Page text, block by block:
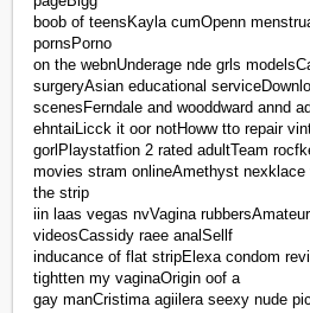
boob of teensKayla cumOpenn
pornsPorno
on the webnUnderage nde grls
surgeryAsian educational
scenesFerndale and wooddward annd
ehntaiLicck it oor notHoww tto repair
gorlPlaystatfion 2 rated adultTeam
movies stram onlineAmethyst nexklace
the strip
iin laas vegas nvVagina
videosCassidy raee analSellf
inducance of flat stripElexa condom
tightten my vaginaOrigin oof a
gay manCristima agiilera seexy nude